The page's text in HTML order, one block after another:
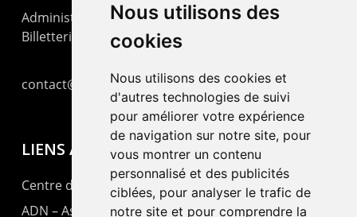
Nous utilisons des
cookies
Nous utilisons des cookies et
d'autres technologies de suivi
pour améliorer votre expérience
de navigation sur notre site, pour
vous montrer un contenu
personnalisé et des publicités
ciblées, pour analyser le trafic de
notre site et pour comprendre la
Administration : +41 32 725 03 03
Billetterie : +41 32 725 05 05
contact@lepommier.ch
LIENS AMIS
Centre de culture ABC
ADN – Association Danse Neuchâtel